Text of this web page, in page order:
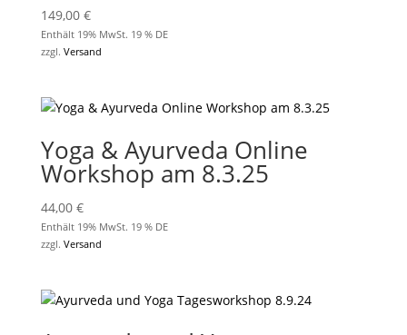
149,00 €
Enthält 19% MwSt. 19 % DE
zzgl. Versand
Yoga & Ayurveda Online
Workshop am 8.3.25
44,00 €
Enthält 19% MwSt. 19 % DE
zzgl. Versand